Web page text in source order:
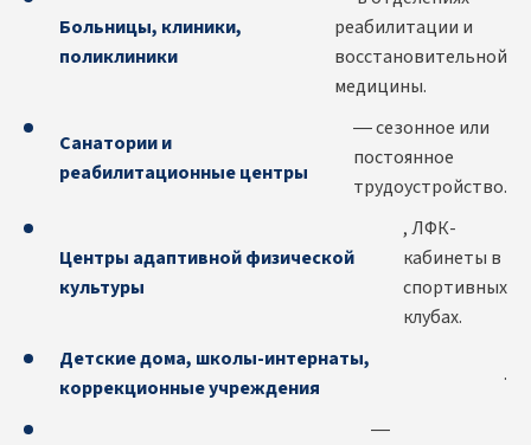
Больницы, клиники,
поликлиники
реабилитации и
восстановительной
медицины.
Санатории и
реабилитационные центры
— сезонное или
постоянное
трудоустройство.
Центры адаптивной физической
культуры
, ЛФК-
кабинеты в
спортивных
клубах.
Детские дома, школы-интернаты,
коррекционные учреждения
.
—